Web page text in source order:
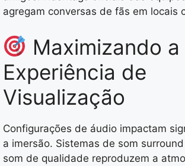
agregam conversas de fãs em locais
Maximizando a
Experiência de
Visualização
Configurações de áudio impactam
a imersão. Sistemas de som
som de qualidade reproduzem a